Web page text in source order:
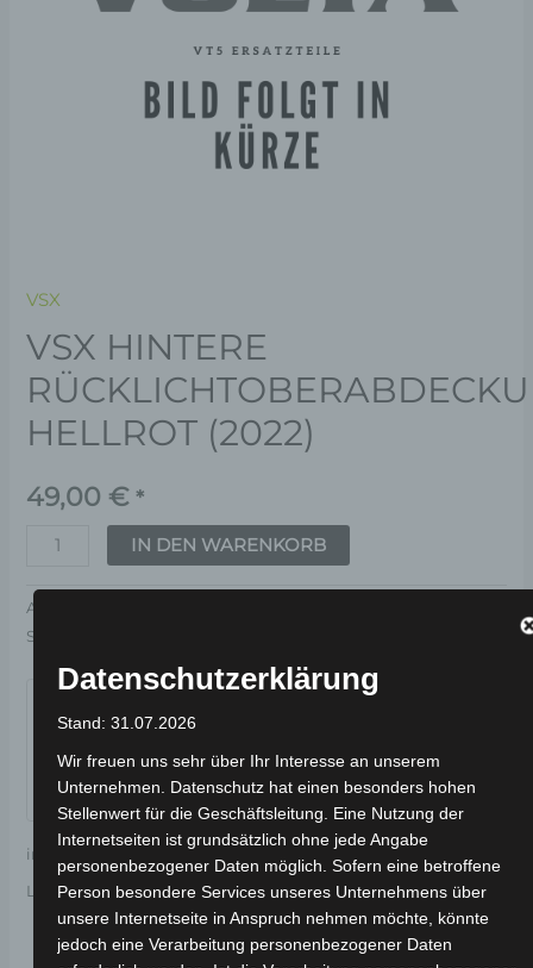
VSX
VSX HINTERE
HELLROT (2022)
49,00 € *
IN DEN WARENKORB
Artikelnummer:
Schlagwort:
Garantiert sicherer Checkout
inkl. 19 % MwSt.
Kostenloser Versand
Lieferzeit:Versandfertig innerhalb 24 Stunden*
Datenschutzerklärung
Stand: 31.07.2026
Wir freuen uns sehr über Ihr Interesse an unserem
Unternehmen. Datenschutz hat einen besonders hohen
Stellenwert für die Geschäftsleitung. Eine Nutzung der
Internetseiten ist grundsätzlich ohne jede Angabe
personenbezogener Daten möglich. Sofern eine betroffene
Person besondere Services unseres Unternehmens über
unsere Internetseite in Anspruch nehmen möchte, könnte
jedoch eine Verarbeitung personenbezogener Daten